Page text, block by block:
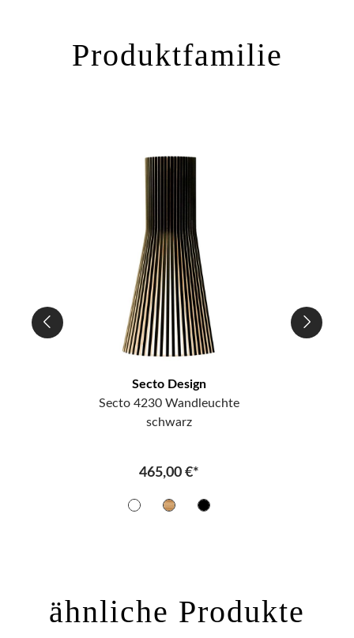
Produktfamilie
Secto Design
Secto 4230 Wandleuchte
schwarz
465,00 €*
ähnliche Produkte